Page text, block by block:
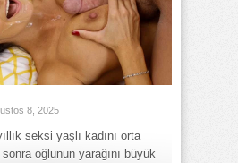
8, 2025
seksi yaşlı kadını orta
oğlunun yarağını büyük